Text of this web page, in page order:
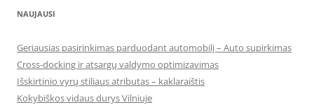
NAUJAUSI
Geriausias pasirinkimas parduodant automobilį – Auto supirkimas
Cross-docking ir atsargų valdymo optimizavimas
Išskirtinio vyrų stiliaus atributas – kaklaraištis
Kokybiškos vidaus durys Vilniuje